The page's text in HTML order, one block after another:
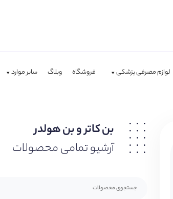
لوازم مصرفی پزشکی فروشگاه وبلاگ سایر موارد
بن کاتر و بن هولدر
آرشیو تمامی محصولات